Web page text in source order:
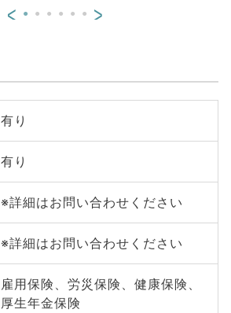
< >
有り
有り
※詳細はお問い合わせください
※詳細はお問い合わせください
雇用保険、労災保険、健康保険、
厚生年金保険